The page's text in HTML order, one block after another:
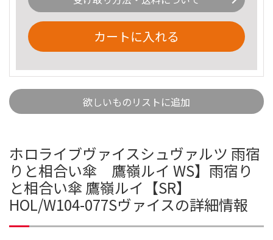
カートに入れる
欲しいものリストに追加
ホロライブヴァイスシュヴァルツ 雨宿
りと相合い傘 鷹嶺ルイ WS】雨宿り
と相合い傘 鷹嶺ルイ【SR】
HOL/W104-077Sヴァイスの詳細情報